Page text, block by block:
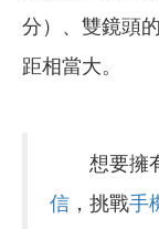
分）、雙鏡頭
距相當大。
想要擁有
信 ，挑戰手